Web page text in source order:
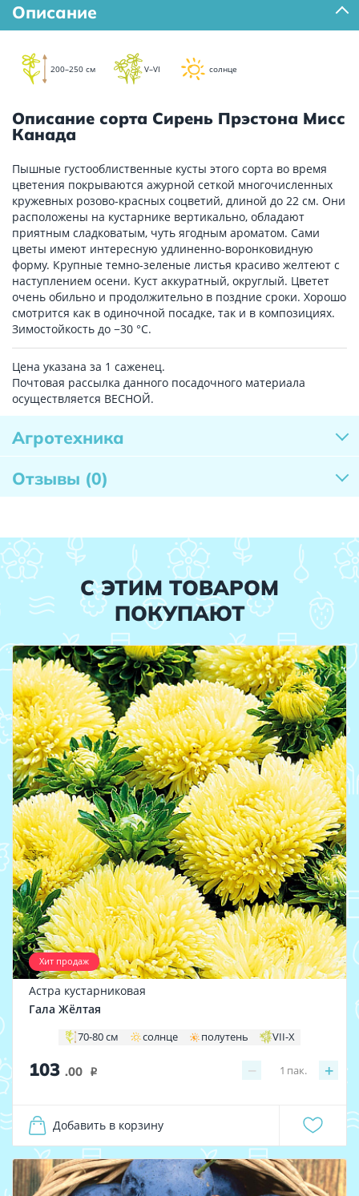
Описание
200–250 см V–VI солнце
Описание сорта Сирень Прэстона Мисс
Канада
Пышные густооблиственные кусты этого сорта во время
цветения покрываются ажурной сеткой многочисленных
кружевных розово-красных соцветий, длиной до 22 см. Они
расположены на кустарнике вертикально, обладают
приятным сладковатым, чуть ягодным ароматом. Сами
цветы имеют интересную удлиненно-воронковидную
форму. Крупные темно-зеленые листья красиво желтеют с
наступлением осени. Куст аккуратный, округлый. Цветет
очень обильно и продолжительно в поздние сроки. Хорошо
смотрится как в одиночной посадке, так и в композициях.
Зимостойкость до −30 °С.
Цена указана за 1 саженец.
Почтовая рассылка данного посадочного материала
осуществляется ВЕСНОЙ.
Агротехника
Отзывы (0)
С ЭТИМ ТОВАРОМ
ПОКУПАЮТ
Хит продаж
Астра кустарниковая
Гала Жёлтая
70-80 см солнце полутень VII-X
103 .00 i − +
1 пак.
Добавить в корзину